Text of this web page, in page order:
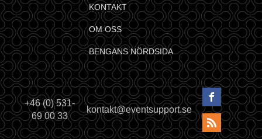
KONTAKT
OM OSS
BENGANS NÖRDSIDA
+46 (0) 531-
69 00 33
kontakt@eventsupport.se